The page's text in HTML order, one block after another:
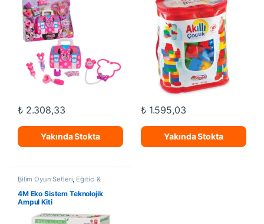
₺2.308,33
Yakında Stokta
₺1.595,03
Yakında Stokta
Bilim Oyun Setleri Eğitici &
Öğretici Oyuncak
4M Eko Sistem Teknolojik
Ampul Kiti